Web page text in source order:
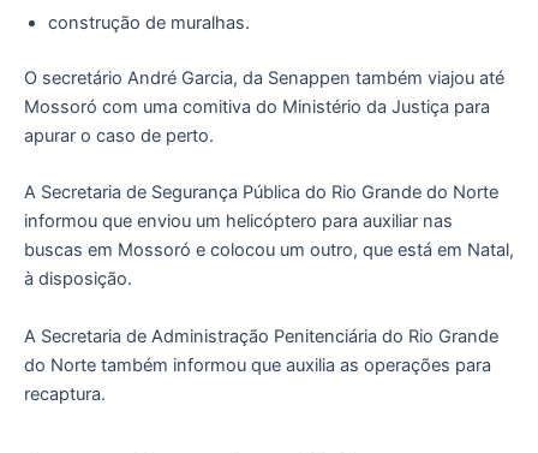
construção de muralhas.
O secretário André Garcia, da Senappen também viajou até
Mossoró com uma comitiva do Ministério da Justiça para
apurar o caso de perto.
A Secretaria de Segurança Pública do Rio Grande do Norte
informou que enviou um helicóptero para auxiliar nas
buscas em Mossoró e colocou um outro, que está em Natal,
à disposição.
A Secretaria de Administração Penitenciária do Rio Grande
do Norte também informou que auxilia as operações para
recaptura.